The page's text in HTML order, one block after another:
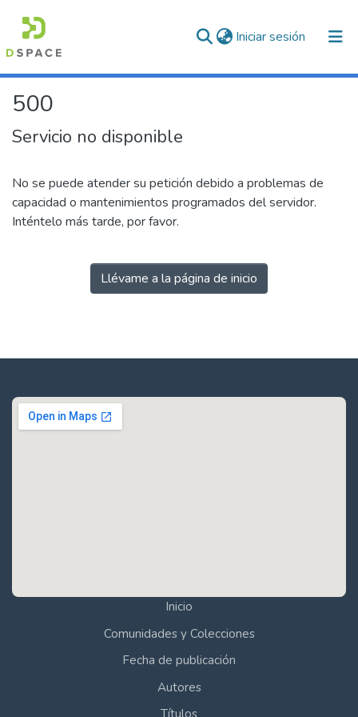
Iniciar sesión (current)
500
Servicio no disponible
No se puede atender su petición debido a problemas de
capacidad o mantenimientos programados del servidor.
Inténtelo más tarde, por favor.
Llévame a la página de inicio
Inicio
Comunidades y Colecciones
Fecha de publicación
Autores